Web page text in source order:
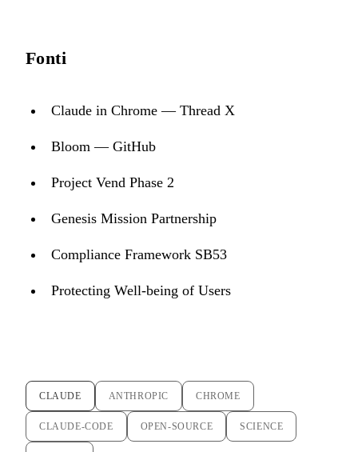
Fonti
Claude in Chrome — Thread X
Bloom — GitHub
Project Vend Phase 2
Genesis Mission Partnership
Compliance Framework SB53
Protecting Well-being of Users
CLAUDE ANTHROPIC CHROME
CLAUDE-CODE OPEN-SOURCE SCIENCE